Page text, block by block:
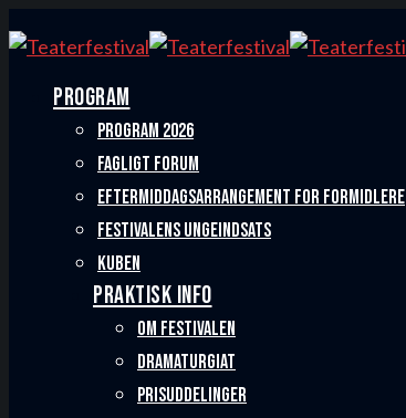
PROGRAM
PROGRAM 2026
FAGLIGT FORUM
EFTERMIDDAGSARRANGEMENT FOR FORMIDLERE
FESTIVALENS UNGEINDSATS
KUBEN
PRAKTISK INFO
OM FESTIVALEN
DRAMATURGIAT
PRISUDDELINGER